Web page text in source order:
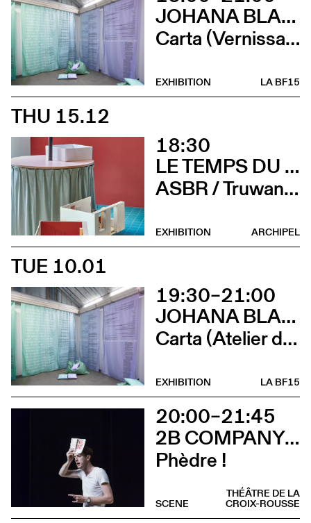
JOHANA BLANC ET SIMONE HOLLIGER
Carta (Vernissage)
LA BF15
EXHIBITION
THU 15.12
18:30
LE TEMPS DU DÉTAIL. EXTRAITS D’ARCHITECTURE SUISSE CONTEMPORAINE
ASBR / Truwant + Rodet +, Boltshauser Architekten AG, Buol & Zünd, COCI, Wilfried Dechau, Rahbaran Hürzeler Architects, Rapin Saiz Architectes (Vernissage)
ARCHIPEL
EXHIBITION
TUE 10.01
19:30–21:00
JOHANA BLANC ET SIMONE HOLLIGER
Carta (Atelier d’écriture de Johana Blanc)
LA BF15
EXHIBITION
20:00–21:45
2B COMPANY - FRANÇOIS GREMAUD
Phèdre !
THÉÂTRE DE LA
CROIX-ROUSSE
SCENE